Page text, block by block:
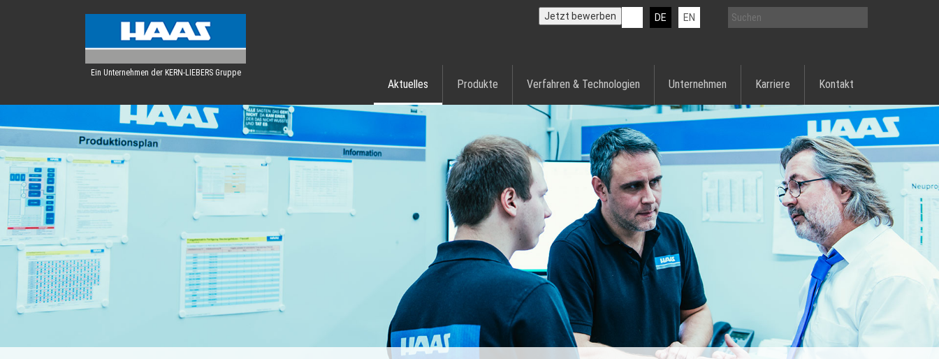
Ein Unternehmen der KERN-LIEBERS Gruppe
DE EN
Jetzt bewerben
Aktuelles Produkte Verfahren & Technologien Unternehmen Karriere Kontakt